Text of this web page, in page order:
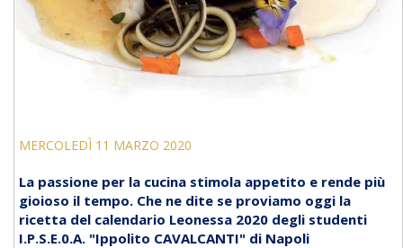
MERCOLEDÌ 11 MARZO 2020
La passione per la cucina stimola appetito e rende più
gioioso il tempo. Che ne dite se proviamo oggi la
ricetta del calendario Leonessa 2020 degli studenti
I.P.S.E.0.A. "Ippolito CAVALCANTI" di Napoli